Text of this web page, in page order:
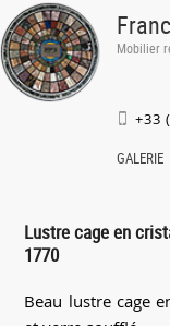
Mobilier
+33
GALERIE
Lustre cage en
1770
Beau lustre cage